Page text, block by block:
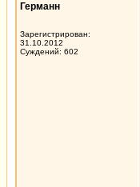
Германн
Зарегистрирован:
31.10.2012
Суждений: 602